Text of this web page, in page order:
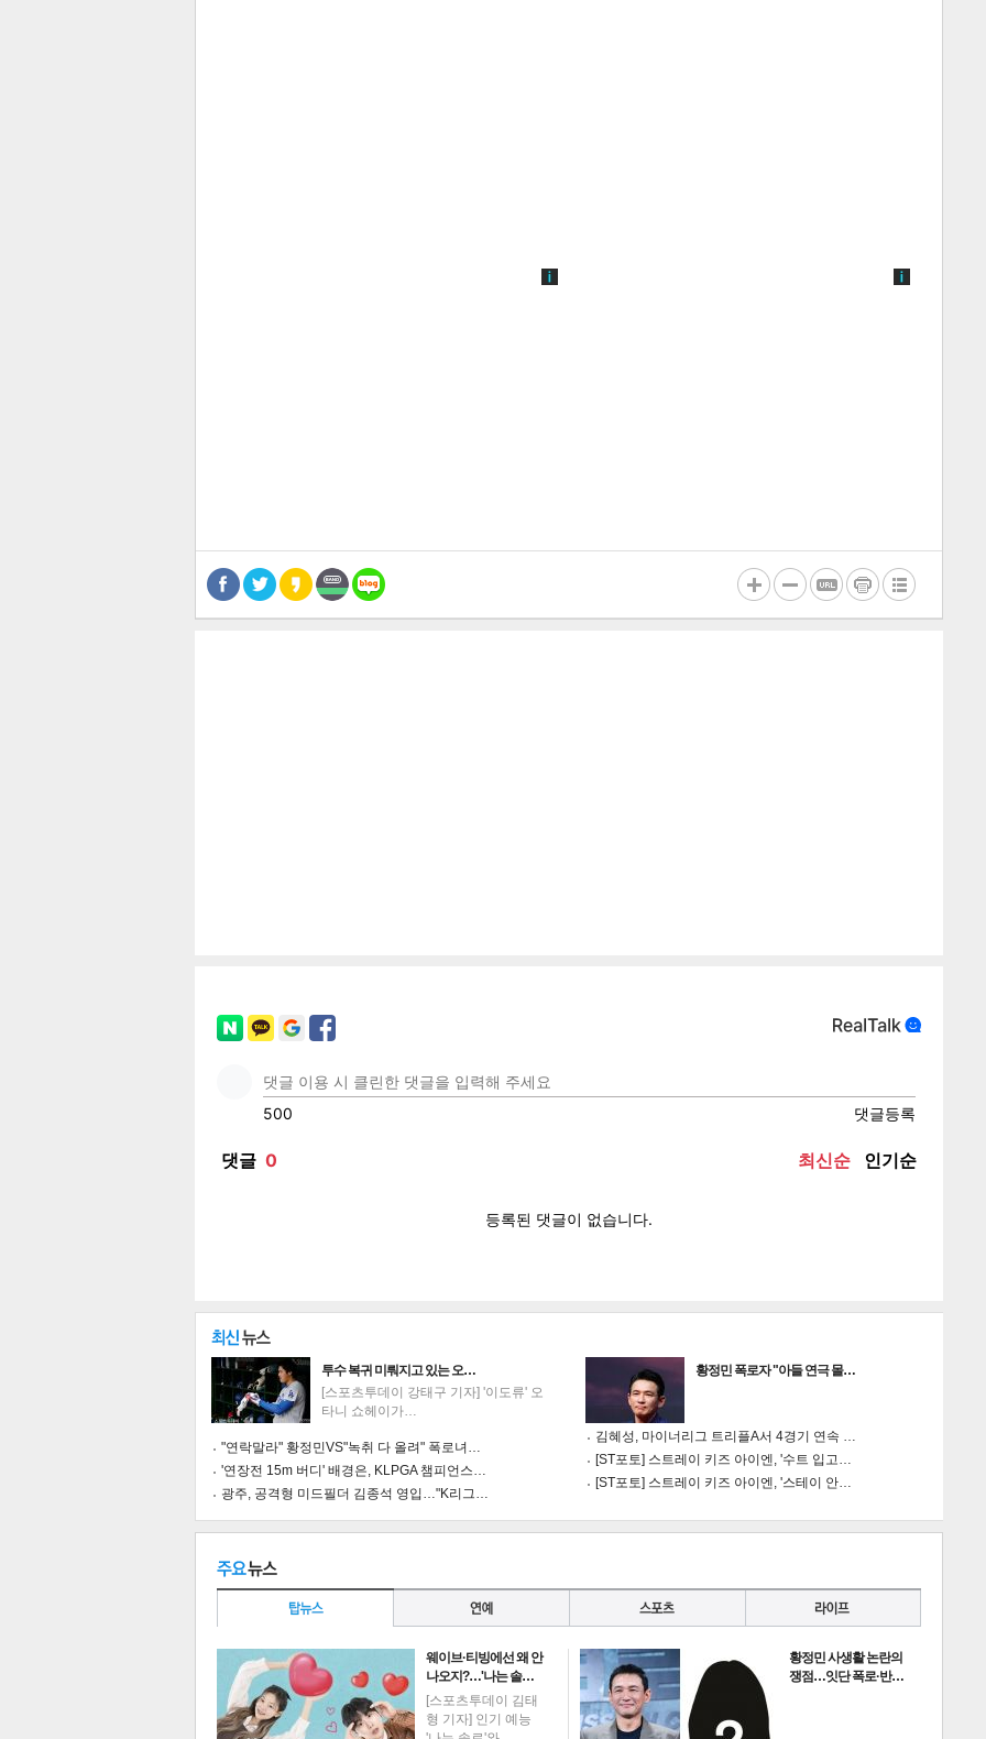
보
기
트위 카카 인쇄 목록
투수 복귀 미뤄지고 있는 오…
[스포츠투데이 강태구 기자] '이도류' 오
타니 쇼헤이가…
"연락말라" 황정민VS"녹취 다 올려" 폭로녀…
'연장전 15m 버디' 배경은, KLPGA 챔피언스…
광주, 공격형 미드필더 김종석 영입…"K리그…
황정민 폭로자 "아들 연극 몰…
김혜성, 마이너리그 트리플A서 4경기 연속 …
[ST포토] 스트레이 키즈 아이엔, '수트 입고…
[ST포토] 스트레이 키즈 아이엔, '스테이 안…
웨이브·티빙에선 왜 안
나오지?…'나는 솔…
[스포츠투데이 김태
형 기자] 인기 예능
황정민 사생활 논란의
쟁점…잇단 폭로·반…